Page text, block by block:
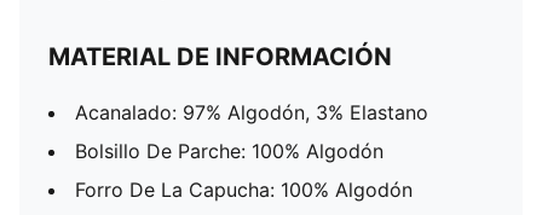
MATERIAL DE INFORMACIÓN
Acanalado: 97% Algodón, 3% Elastano
Bolsillo De Parche: 100% Algodón
Forro De La Capucha: 100% Algodón